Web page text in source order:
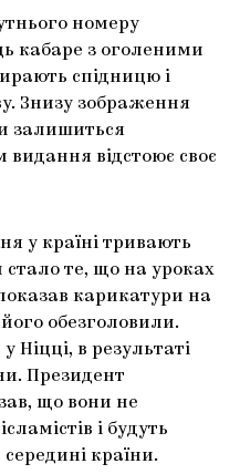
МАРГІНАЛІЇ
РІЗДВЯНІ СВЯТА
номеру
кабаре з оголеними
спідницю і
Знизу зображення
залишиться
відстоює своє
у країні тривають
стало те, що на уроках
карикатури на
обезголовили.
Ніцці, в результаті
Президент
що вони не
і будуть
країни.